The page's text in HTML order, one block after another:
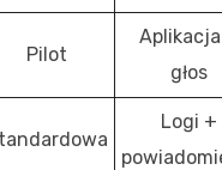
Pilot
głos
Logi +